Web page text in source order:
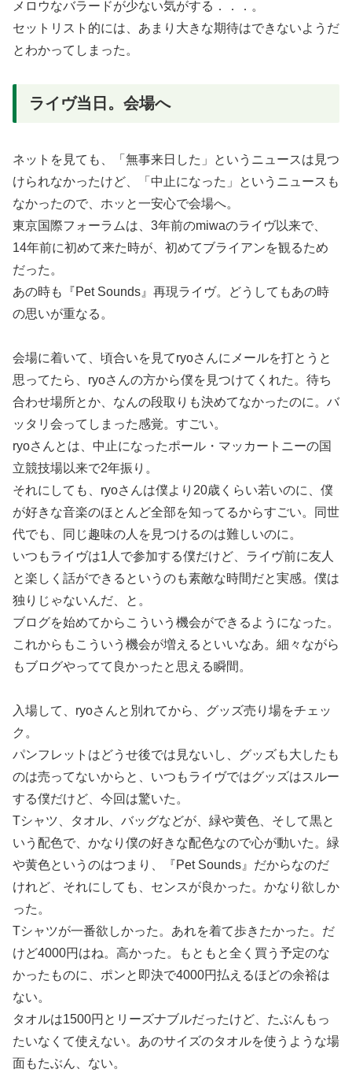
メロウなバラードが少ない気がする．．．。
セットリスト的には、あまり大きな期待はできないようだ
とわかってしまった。
ライヴ当日。会場へ
ネットを見ても、「無事来日した」というニュースは見つ
けられなかったけど、「中止になった」というニュースも
なかったので、ホッと一安心で会場へ。
東京国際フォーラムは、3年前のmiwaのライヴ以来で、
14年前に初めて来た時が、初めてブライアンを観るため
だった。
あの時も『Pet Sounds』再現ライヴ。どうしてもあの時
の思いが重なる。
会場に着いて、頃合いを見てryoさんにメールを打とうと
思ってたら、ryoさんの方から僕を見つけてくれた。待ち
合わせ場所とか、なんの段取りも決めてなかったのに。バ
ッタリ会ってしまった感覚。すごい。
ryoさんとは、中止になったポール・マッカートニーの国
立競技場以来で2年振り。
それにしても、ryoさんは僕より20歳くらい若いのに、僕
が好きな音楽のほとんど全部を知ってるからすごい。同世
代でも、同じ趣味の人を見つけるのは難しいのに。
いつもライヴは1人で参加する僕だけど、ライヴ前に友人
と楽しく話ができるというのも素敵な時間だと実感。僕は
独りじゃないんだ、と。
ブログを始めてからこういう機会ができるようになった。
これからもこういう機会が増えるといいなあ。細々ながら
もブログやってて良かったと思える瞬間。
入場して、ryoさんと別れてから、グッズ売り場をチェッ
ク。
パンフレットはどうせ後では見ないし、グッズも大したも
のは売ってないからと、いつもライヴではグッズはスルー
する僕だけど、今回は驚いた。
Tシャツ、タオル、バッグなどが、緑や黄色、そして黒と
いう配色で、かなり僕の好きな配色なので心が動いた。緑
や黄色というのはつまり、『Pet Sounds』だからなのだ
けれど、それにしても、センスが良かった。かなり欲しか
った。
Tシャツが一番欲しかった。あれを着て歩きたかった。だ
けど4000円はね。高かった。もともと全く買う予定のな
かったものに、ポンと即決で4000円払えるほどの余裕は
ない。
タオルは1500円とリーズナブルだったけど、たぶんもっ
たいなくて使えない。あのサイズのタオルを使うような場
面もたぶん、ない。